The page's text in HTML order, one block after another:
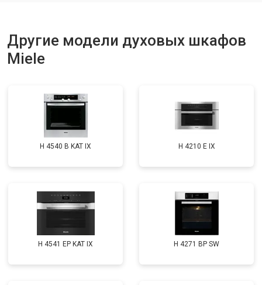
Другие модели духовых шкафов
Miele
H 4540 B KAT IX H 4210 E IX
H 4541 EP KAT IX H 4271 BP SW